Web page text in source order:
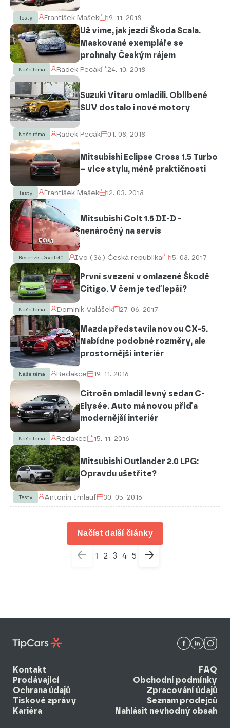
Testy František Mašek 19. 11. 2018
Už víme, jak jezdí Škoda Scala.
Maskované exempláře se
prohnaly Českým rájem
Naše téma Radek Pecák 24. 10. 2018
Suzuki Vitaru omladili. Oblíbené
SUV dostalo i nové motory
Naše téma Radek Pecák 01. 08. 2018
Mitsubishi Eclipse Cross 1.5 Turbo
– více stylu, méně praktičnosti
Testy František Mašek 12. 03. 2018
Mitsubishi Colt 1.5 DI-D -
nenáročný na servis
Recenze uživatelů Ivo (36) Česká republika 15. 08. 2017
První svezení v omlazené Škodě
Citigo. V čem je teď lepší?
Naše téma Dominik Valášek 27. 06. 2017
Mazda představila novou CX-5.
Nabídne podobné rozměry, ale
prostornější interiér
Naše téma Redakce 19. 11. 2016
Citroën omladil levný sedan C-
Elysée. Auto má novou příď a
modernější interiér
Naše téma Redakce 15. 11. 2016
Mitsubishi Outlander 2.0 LPG:
Opravdu ušetříte?
Testy Antonín Imlauf 30. 05. 2016
Načíst další články
1 2 3 4 5
Kontakt
FAQ
Prodávající
Obchodní podmínky
Ochrana údajů
Zpracování údajů
Tiskové zprávy
Seznam prodejců
Kariéra
Nahlásit nevhodný obsah